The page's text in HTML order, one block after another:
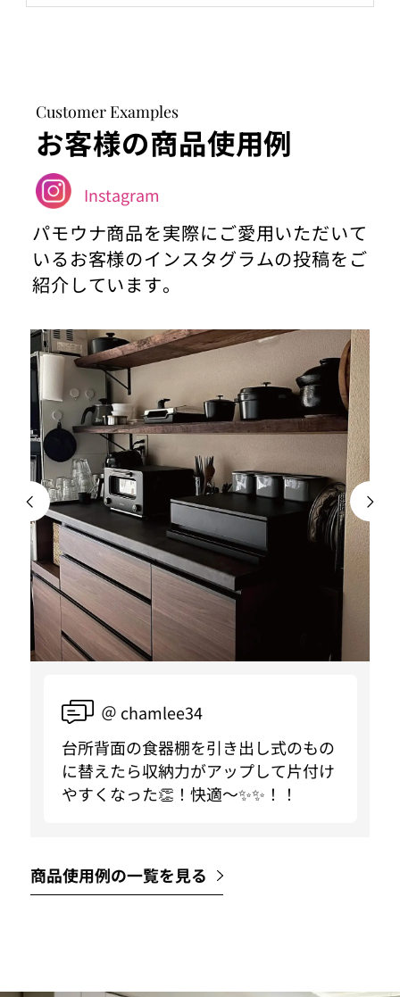
Customer Examples
お客様の商品使用例
Instagram
パモウナ商品を実際にご愛用いただいて
いるお客様のインスタグラムの投稿をご
紹介しています。
＠ chamlee34
台所背面の食器棚を引き出し式のもの
に替えたら収納力がアップして片付け
やすくなった👏！快適〜✨✨！！
商品使用例の一覧を見る